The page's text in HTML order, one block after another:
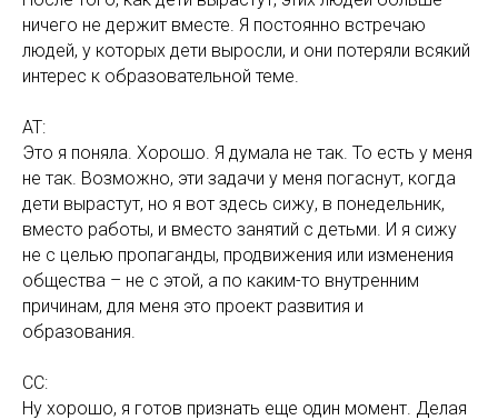
ничего не держит вместе. Я постоянно встречаю
людей, у которых дети выросли, и они потеряли всякий
интерес к образовательной теме.
АТ:
Это я поняла. Хорошо. Я думала не так. То есть у меня
не так. Возможно, эти задачи у меня погаснут, когда
дети вырастут, но я вот здесь сижу, в понедельник,
вместо работы, и вместо занятий с детьми. И я сижу
не с целью пропаганды, продвижения или изменения
общества – не с этой, а по каким-то внутренним
причинам, для меня это проект развития и
образования.
СС:
Ну хорошо, я готов признать еще один момент. Делая